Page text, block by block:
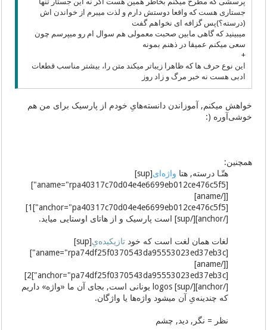
جستاری هست که واقعا دوستش دارم و لذت میبرم از خواندن اش
(درسته؟)پس گزافه ای نخواهم گفت
میبینید که گاهی مابین صحبت معمولی هم سوال ام رو میپرسم چون
سعی میکنم عمیقا در ذهنم بمونه
+
این نوع حرف ها که ظاهرا زیباتر میکند متن را، بیشتر مناسب قطعات
ادبی هست نه خبر مرگ و زاد روز
خواهش میکنم, آموزاندن دانسته‌هایِ خودم از پارسیک برای من هم
خوشی‌آوره (:
همچنین:
هتّـا درسته, هتا واژه‌ای
[sup]
[aname="rpa40317c70d04e4e6699eb012ce476c5f5"]
[[/aname]
[anchor="pa40317c70d04e4e6699eb012ce476c5f5"]1]
[/anchor][/sup] است پارسیک و از هاتای اوستایی میاید.
لغات همان لغت است که خودتازیکیده‌یِ
[sup]
[aname="rpa74df25f0370543da95553023ed37eb3c"]
[[/aname]
[anchor="pa74df25f0370543da95553023ed37eb3c"]2]
[/anchor][/sup] logos یونانی است, بجای آن ما «واژه» داریم
که چندینه‌یِ آن میشود واژه‌ها یا واژگان.
نظر = نگر, دید, چشم